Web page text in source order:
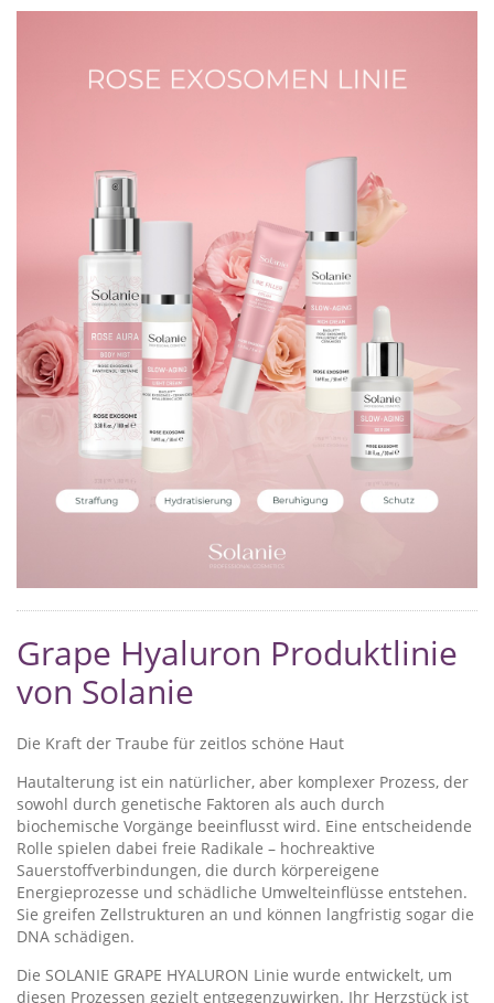
Grape Hyaluron Produktlinie
von Solanie
Die Kraft der Traube für zeitlos schöne Haut
Hautalterung ist ein natürlicher, aber komplexer Prozess, der
sowohl durch genetische Faktoren als auch durch
biochemische Vorgänge beeinflusst wird. Eine entscheidende
Rolle spielen dabei freie Radikale – hochreaktive
Sauerstoffverbindungen, die durch körpereigene
Energieprozesse und schädliche Umwelteinflüsse entstehen.
Sie greifen Zellstrukturen an und können langfristig sogar die
DNA schädigen.
Die SOLANIE GRAPE HYALURON Linie wurde entwickelt, um
diesen Prozessen gezielt entgegenzuwirken. Ihr Herzstück ist